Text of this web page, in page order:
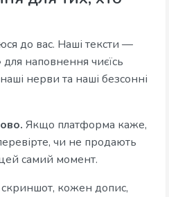
до вас. Наші тексти —
наповнення чиєїсь
нерви та наші безсонні
Якщо платформа каже,
чи не продають
самий момент.
кожен допис,